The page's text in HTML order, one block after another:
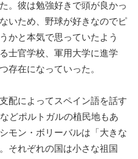
。彼は勉強好きで頭が良かっ
いため、野球が好きなのでピ
かと本気で思っていたよう
士官学校、軍用大学に進学
存在になっていった。
配によってスペイン語を話す
どポルトガルの植民地もあ
モン・ボリーバルは「大きな
それぞれの国は小さな祖国